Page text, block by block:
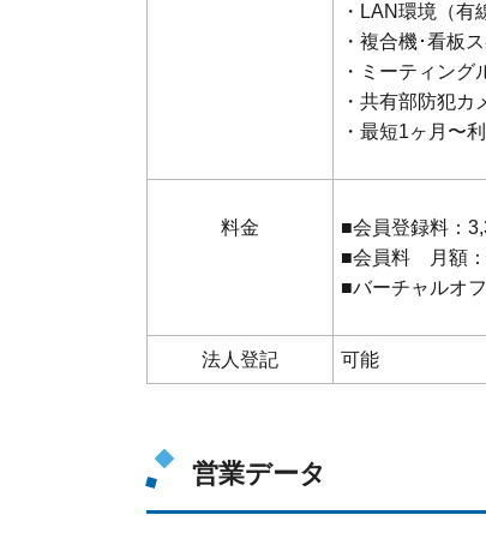
・LAN環境（有
・複合機･看板
・ミーティング
・共有部防犯カ
・最
料金
■会員登録料：
■会員料 月額：
■バーチャルオ
法人登記 可能
営業データ